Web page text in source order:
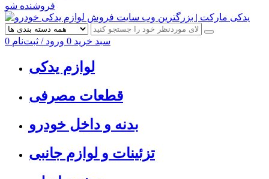
فروشنده شو
0 سبد خرید 0 ورود / ثبت‌نام
لوازم یدکی
قطعات مصرفی
بدنه و داخل خودرو
تزئینات و لوازم جانبی